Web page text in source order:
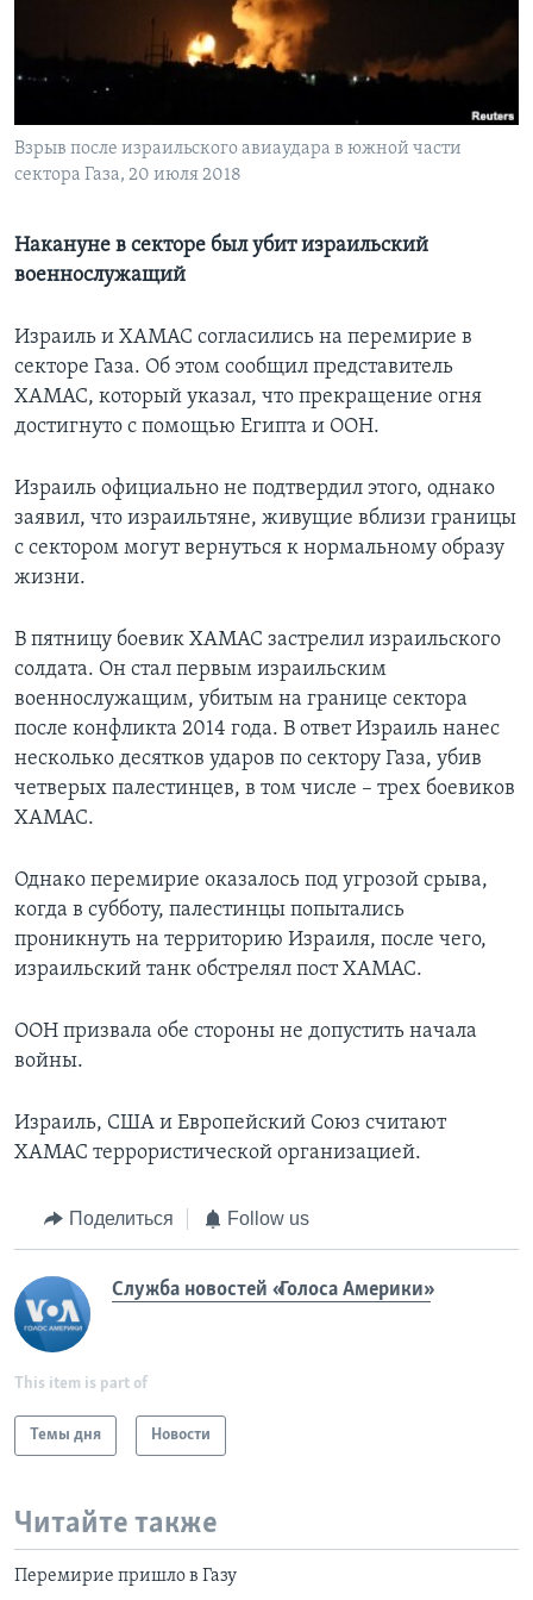
Взрыв после израильского авиаудара в южной части
сектора Газа, 20 июля 2018
Накануне в секторе был убит израильский
военнослужащий
Израиль и ХАМАС согласились на перемирие в
секторе Газа. Об этом сообщил представитель
ХАМАС, который указал, что прекращение огня
достигнуто с помощью Египта и ООН.
Израиль официально не подтвердил этого, однако
заявил, что израильтяне, живущие вблизи границы
с сектором могут вернуться к нормальному образу
жизни.
В пятницу боевик ХАМАС застрелил израильского
солдата. Он стал первым израильским
военнослужащим, убитым на границе сектора
после конфликта 2014 года. В ответ Израиль нанес
несколько десятков ударов по сектору Газа, убив
четверых палестинцев, в том числе – трех боевиков
ХАМАС.
Однако перемирие оказалось под угрозой срыва,
когда в субботу, палестинцы попытались
проникнуть на территорию Израиля, после чего,
израильский танк обстрелял пост ХАМАС.
ООН призвала обе стороны не допустить начала
войны.
Израиль, США и Европейский Союз считают
ХАМАС террористической организацией.
Поделиться Follow us
Служба новостей «Голоса Америки»
This item is part of
Темы дня Новости
Читайте также
Перемирие пришло в Газу